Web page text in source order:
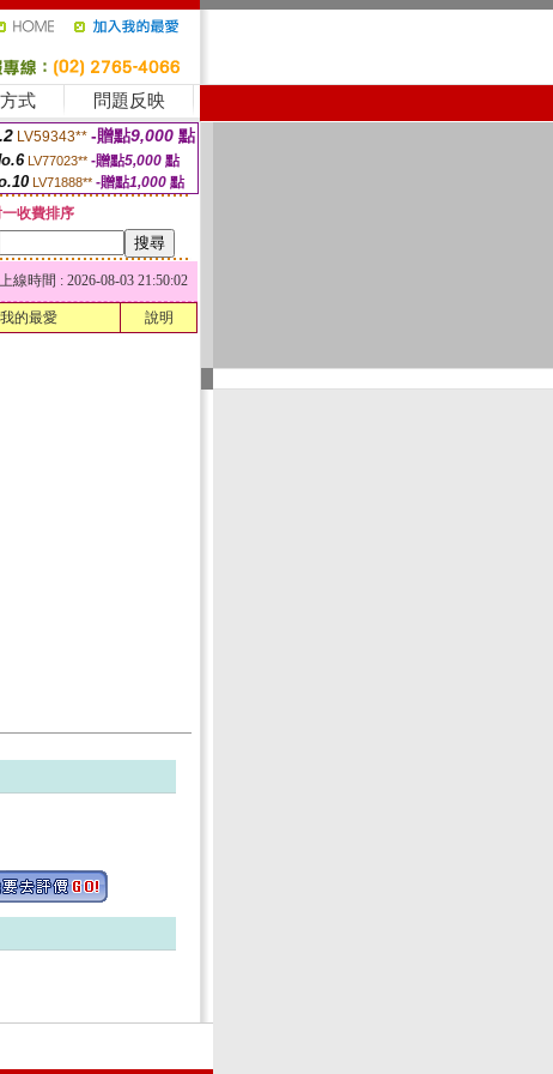
式 問題反映
LV59343** -贈點9,000 點
LV77023** -贈點5,000點
LV71888** -贈點1,000 點
收費排序
線時間 : 2026-08-03 21:50:02
的最愛 說明